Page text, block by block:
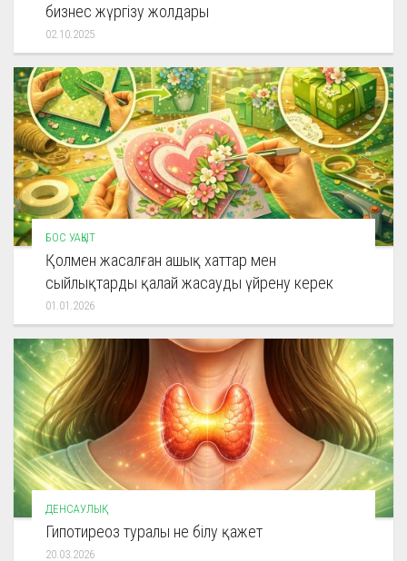
бизнес жүргізу жолдары
02.10.2025
БОС УАҚЫТ
Қолмен жасалған ашық хаттар мен
сыйлықтарды қалай жасауды үйрену керек
01.01.2026
ДЕНСАУЛЫҚ
Гипотиреоз туралы не білу қажет
20.03.2026